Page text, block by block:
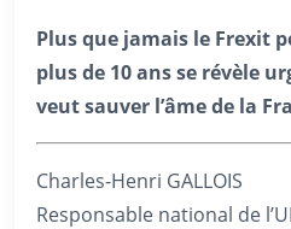
Plus que jamais le Frexit
plus de 10 ans se révèle
veut sauver l’âme de la
Charles-Henri GALLOIS
Responsable national de